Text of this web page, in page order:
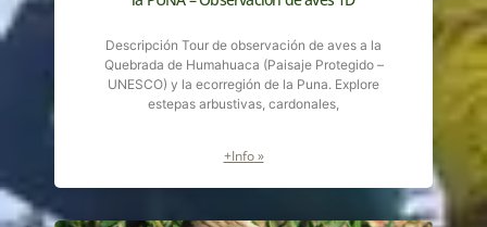
Descripción Tour de observación de aves a la
Quebrada de Humahuaca (Paisaje Protegido –
UNESCO) y la ecorregión de la Puna. Explore
estepas arbustivas, cardonales,
+Info »